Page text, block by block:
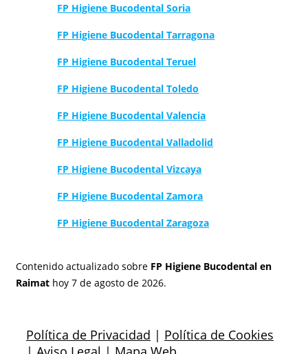
FP Higiene Bucodental Soria
FP Higiene Bucodental Tarragona
FP Higiene Bucodental Teruel
FP Higiene Bucodental Toledo
FP Higiene Bucodental Valencia
FP Higiene Bucodental Valladolid
FP Higiene Bucodental Vizcaya
FP Higiene Bucodental Zamora
FP Higiene Bucodental Zaragoza
Contenido actualizado sobre FP Higiene Bucodental en
Raimat hoy 7 de agosto de 2026.
Política de Privacidad | Política de Cookies